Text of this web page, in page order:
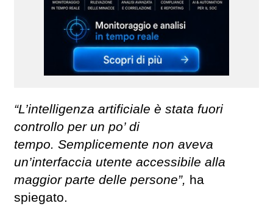
“L’intelligenza artificiale è stata fuori
controllo per un po’ di
tempo. Semplicemente non aveva
un’interfaccia utente accessibile alla
maggior parte delle persone”, ha
spiegato.